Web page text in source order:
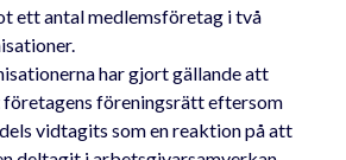
ett antal medlemsföretag i två
har gjort gällande att
föreningsrätt eftersom
vidtagits som en reaktion på att